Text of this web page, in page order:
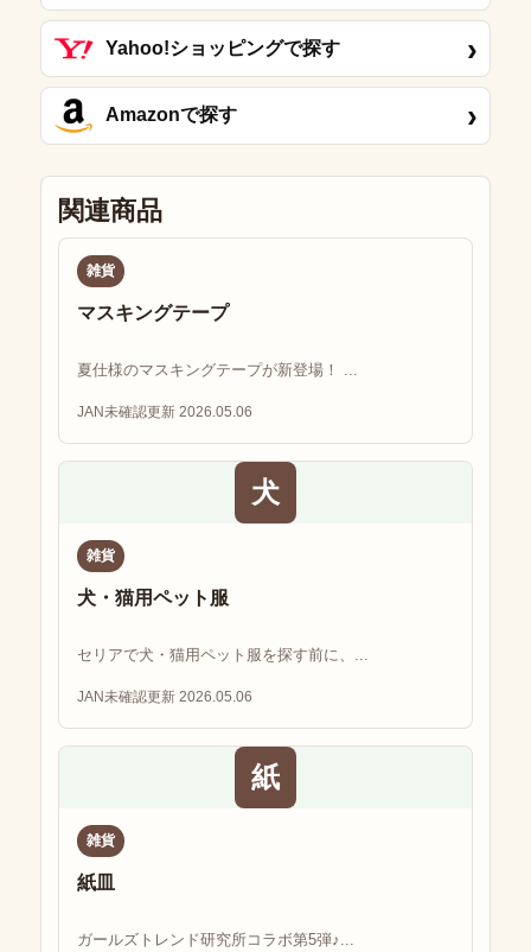
Yahoo!ショッピングで探す ›
Amazonで探す ›
関連商品
雑貨
マスキングテープ
夏仕様のマスキングテープが新登場！ ...
JAN未確認更新 2026.05.06
犬
雑貨
犬・猫用ペット服
セリアで犬・猫用ペット服を探す前に、...
JAN未確認更新 2026.05.06
紙
雑貨
紙皿
ガールズトレンド研究所コラボ第5弾♪...